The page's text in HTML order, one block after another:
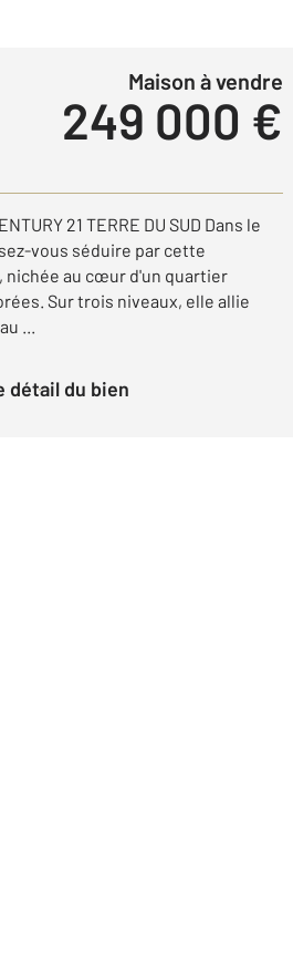
Maison à vendre
249 000 €
21 TERRE DU SUD Dans le
vous séduire par cette
nichée au cœur d'un quartier
Sur trois niveaux, elle allie
...
détail du bien